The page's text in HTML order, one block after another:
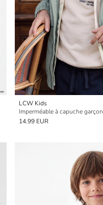
LCW Kids
Imperméable à capuche garçon
14.99 EUR